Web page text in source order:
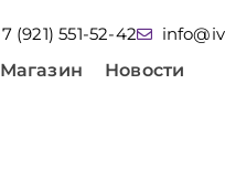
(921) 551-52-42
Магазин Новости